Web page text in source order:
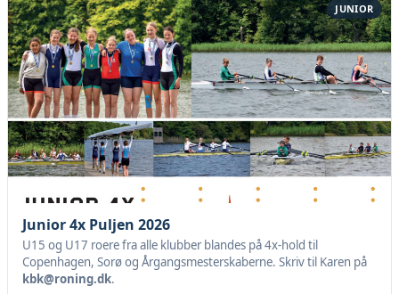
JUNIOR
Junior 4x Puljen 2026
U15 og U17 roere fra alle klubber blandes på 4x-hold til
Copenhagen, Sorø og Årgangsmesterskaberne. Skriv til Karen på
kbk@roning.dk.